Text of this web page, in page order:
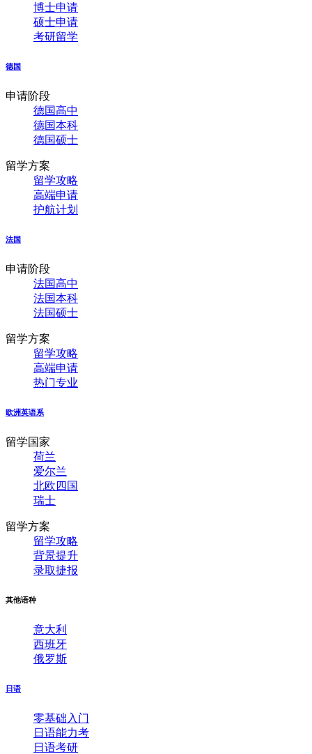
博士申请
硕士申请
考研留学
德国
申请阶段
德国高中
德国本科
德国硕士
留学方案
留学攻略
高端申请
护航计划
法国
申请阶段
法国高中
法国本科
法国硕士
留学方案
留学攻略
高端申请
热门专业
欧洲英语系
留学国家
荷兰
爱尔兰
北欧四国
瑞士
留学方案
留学攻略
背景提升
录取捷报
其他语种
意大利
西班牙
俄罗斯
日语
零基础入门
日语能力考
日语考研